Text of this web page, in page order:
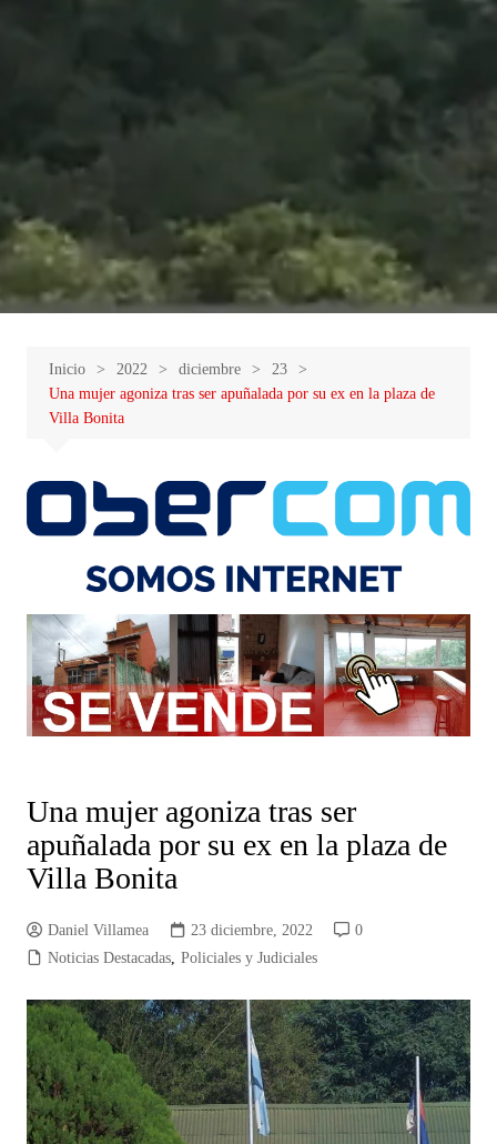
Inicio 2022 diciembre
23
Una mujer agoniza tras ser apuñalada por su ex en la plaza de
Villa Bonita
Una mujer agoniza tras ser
apuñalada por su ex en la plaza de
Villa Bonita
Daniel Villamea 23 diciembre, 2022
0
Noticias Destacadas, Policiales y Judiciales